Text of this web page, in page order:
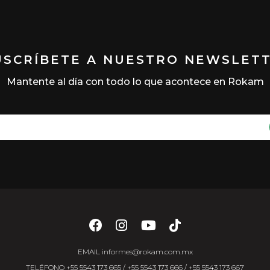
A NUESTRO
Mantente al día con todo lo que acontece en Rokam
EMAIL informes@rokam.com.mx
TELÉFONO +55 5543 173 665 / +55 5543 173 666 / +55 5543 173 667